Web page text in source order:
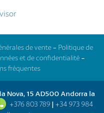
de vente- Politique de
et de confidentialité-
fréquentes
Nova, 15 AD500 Andorra la
+376 803 789 | +34 973 984